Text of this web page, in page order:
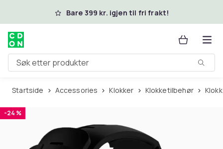
Hopp til hovedinnholdBare 399 kr. igjen til fri frakt!
Søk etter produkter
Startside Accessories Klokker Klokketilbehør
-24 %